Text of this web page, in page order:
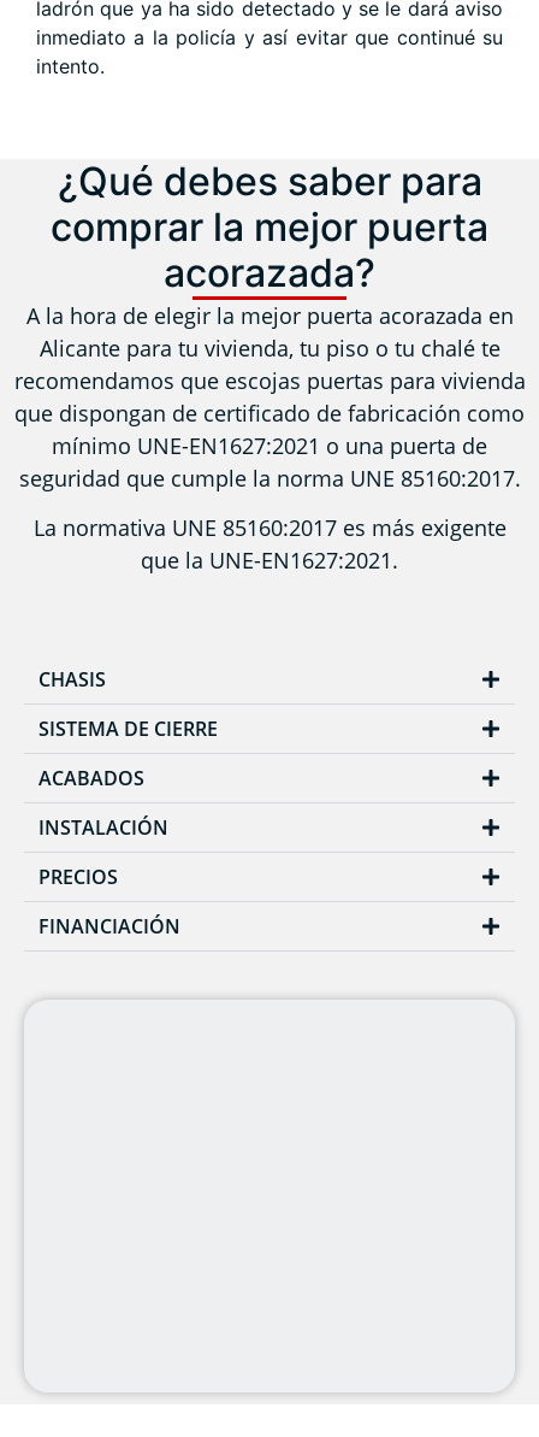
ladrón que ya ha sido detectado y se le dará aviso
inmediato a la policía y así evitar que continué su
intento.
¿Qué debes saber para
comprar la mejor puerta
acorazada?
A la hora de elegir la mejor puerta acorazada en
Alicante para tu vivienda, tu piso o tu chalé te
recomendamos que escojas puertas para vivienda
que dispongan de certificado de fabricación como
mínimo UNE-EN1627:2021 o una puerta de
seguridad que cumple la norma UNE 85160:2017.
La normativa UNE 85160:2017 es más exigente
que la UNE-EN1627:2021.
CHASIS
SISTEMA DE CIERRE
ACABADOS
INSTALACIÓN
PRECIOS
FINANCIACIÓN